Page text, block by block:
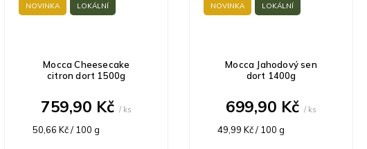
NOVINKA LOKÁLNÍ
Mocca Cheesecake
citron dort 1500g
759,90 Kč/ ks
Měrná
50,66 Kč / 100 g
NOVINKA LOKÁLNÍ
Mocca Jahodový sen
dort 1400g
699,90 Kč/ ks
Měrná
49,99 Kč / 100 g